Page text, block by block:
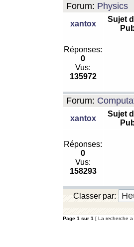
Forum: Physics
xantox
Sujet
Réponses:
0
Vus:
135972
Forum:
xantox
Sujet
Réponses:
0
Vus:
158293
Classer par:
Page 1 sur 1 [ La recherche